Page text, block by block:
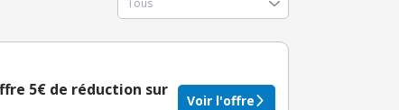
5€ de réduction sur
Voir l'offre